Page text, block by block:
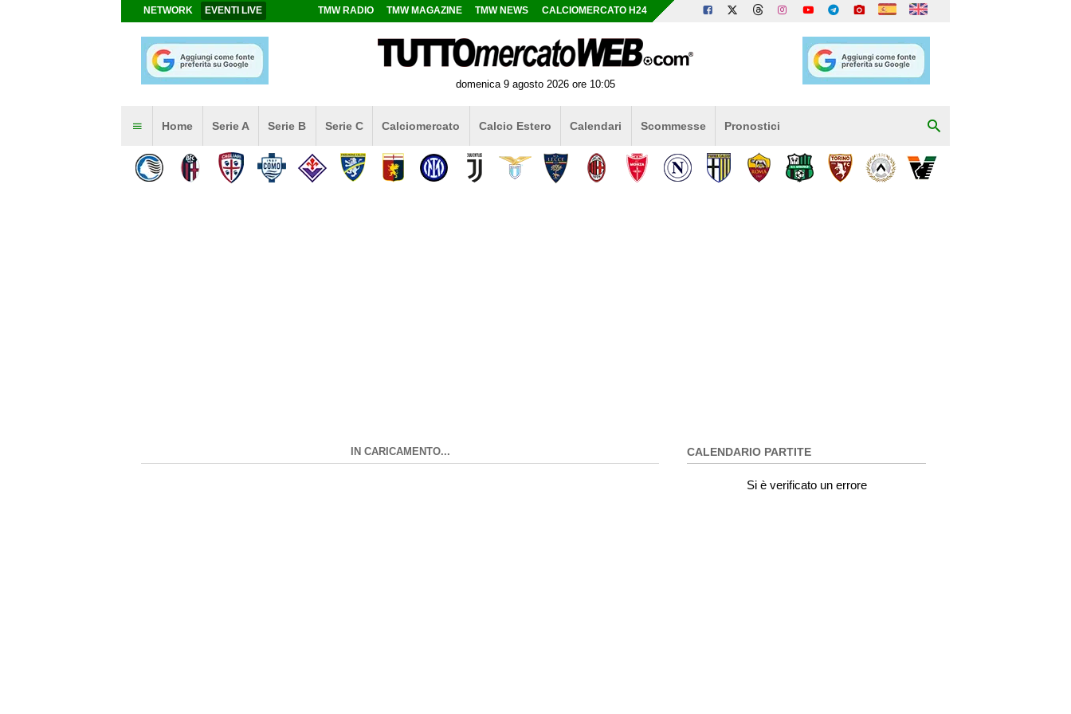
NETWORK EVENTI LIVE TMW RADIO TMW MAGAZINE TMW NEWS CALCIOMERCATO H24
domenica 9 agosto 2026 ore 10:05
Home Serie A Serie B Serie C Calciomercato Calcio Estero Calendari Scommesse Pronostici
IN CARICAMENTO... CALENDARIO PARTITE
Si è verificato un errore